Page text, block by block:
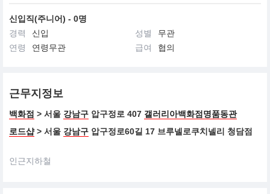
신입직(주니어) - 0명
경력
신입 성별
무관
연령
연령무관 급여 협의
근무지정보
백화점 > 서울 강남구 압구정로 407 갤러리아백화점명품동관
로드샵> 서울 강남구 압구정로60길 17 브루넬로쿠치넬리 청담점
인근지하철